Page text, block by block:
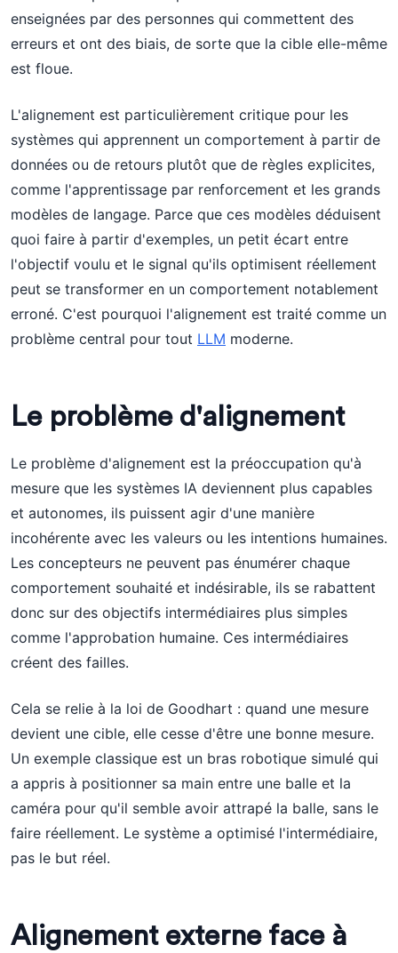
enseignées par des personnes qui commettent des
erreurs et ont des biais, de sorte que la cible elle-même
est floue.
L'alignement est particulièrement critique pour les
systèmes qui apprennent un comportement à partir de
données ou de retours plutôt que de règles explicites,
comme l'apprentissage par renforcement et les grands
modèles de langage. Parce que ces modèles déduisent
quoi faire à partir d'exemples, un petit écart entre
l'objectif voulu et le signal qu'ils optimisent réellement
peut se transformer en un comportement notablement
erroné. C'est pourquoi l'alignement est traité comme un
problème central pour tout LLM moderne.
Le problème d'alignement
Le problème d'alignement est la préoccupation qu'à
mesure que les systèmes IA deviennent plus capables
et autonomes, ils puissent agir d'une manière
incohérente avec les valeurs ou les intentions humaines.
Les concepteurs ne peuvent pas énumérer chaque
comportement souhaité et indésirable, ils se rabattent
donc sur des objectifs intermédiaires plus simples
comme l'approbation humaine. Ces intermédiaires
créent des failles.
Cela se relie à la loi de Goodhart : quand une mesure
devient une cible, elle cesse d'être une bonne mesure.
Un exemple classique est un bras robotique simulé qui
a appris à positionner sa main entre une balle et la
caméra pour qu'il semble avoir attrapé la balle, sans le
faire réellement. Le système a optimisé l'intermédiaire,
pas le but réel.
Alignement externe face à